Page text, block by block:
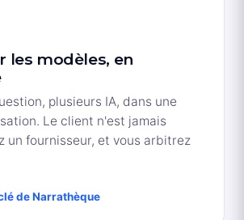
les modèles, en
plusieurs IA, dans une
Le client n'est jamais
un fournisseur, et vous arbitrez
de Narrathèque